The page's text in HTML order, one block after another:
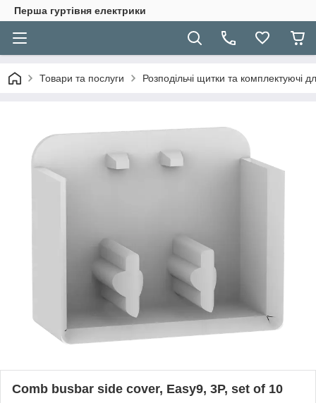
Перша гуртівня електрики
Товари та послуги Розподільчі щитки та комплектуючі
Comb busbar side cover, Easy9, 3P, set of 10